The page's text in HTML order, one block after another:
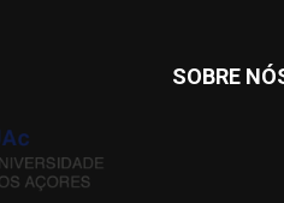
SOBRE